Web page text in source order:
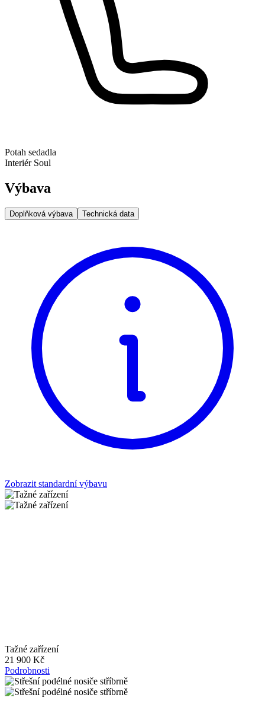
Potah sedadla
Interiér Soul
Výbava
Doplňková výbava Technická data
Zobrazit standardní výbavu
Tažné zařízení
21 900 Kč
Podrobnosti